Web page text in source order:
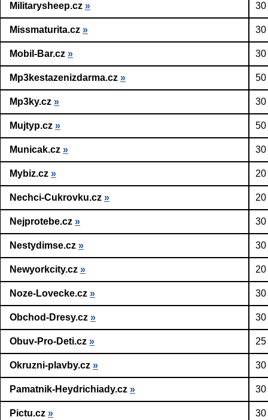
Militarysheep.cz » 30
Missmaturita.cz » 30
Mobil-Bar.cz » 30
Mp3kestazenizdarma.cz » 50
Mp3ky.cz » 30
Mujtyp.cz » 50
Municak.cz » 30
Mybiz.cz »
Nechci-Cukrovku.cz »
Nejprotebe.cz » 30
Nestydimse.cz » 30
Newyorkcity.cz »
Noze-Lovecke.cz » 30
Obchod-Dresy.cz » 30
Obuv-Pro-Deti.cz »
Okruzni-plavby.cz » 30
Pamatnik-Heydrichiady.cz » 30
Pictu.cz » 30